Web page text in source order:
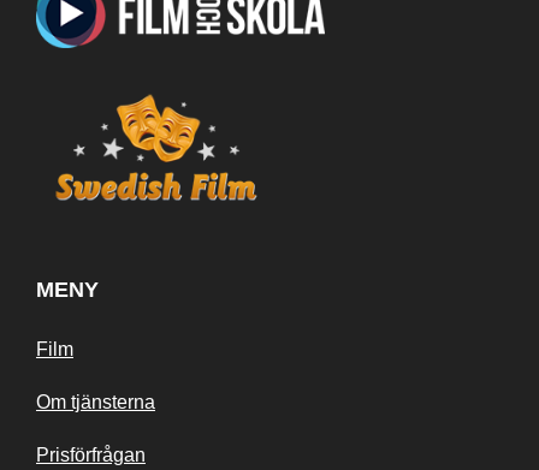
MENY
Film
Om tjänsterna
Prisförfrågan